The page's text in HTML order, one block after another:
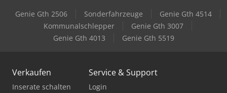
Genie Gth 2506 Sonderfahrzeuge
Genie Gth 4514
Kommunalschlepper
Genie Gth 3007
Genie Gth 4013
Genie Gth 5519
Verkaufen
Inserate schalten
Service & Support
Login